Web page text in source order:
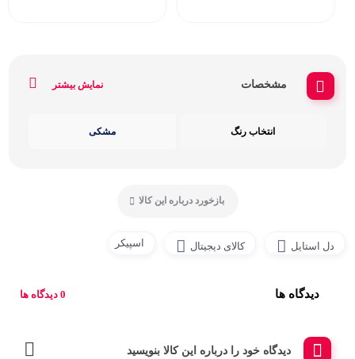
مشخصات نمایش بیشتر
انتخاب رنگ مشکی
بازخورد درباره این کالا
دل استایل کالای دیجیتال اسپیکر
دیدگاه ها 0 دیدگاه ها
دیدگاه خود را درباره این کالا بنویسید